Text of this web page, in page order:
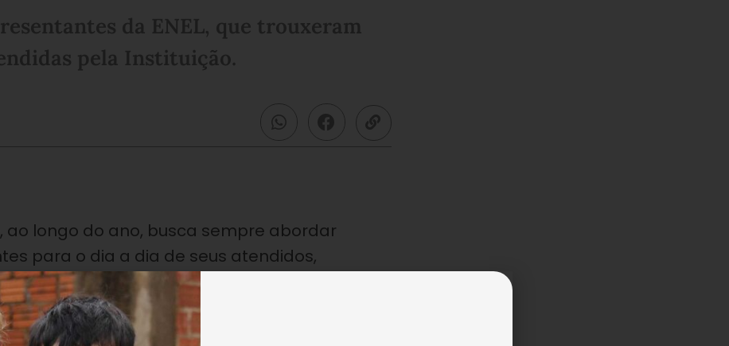
da ENEL, que trouxeram
pela Instituição.
ao longo do ano, busca sempre abordar
para o dia a dia de seus atendidos,
para uma formação cidadã mais
através dos programas sociais
Social foram muito receptivas às